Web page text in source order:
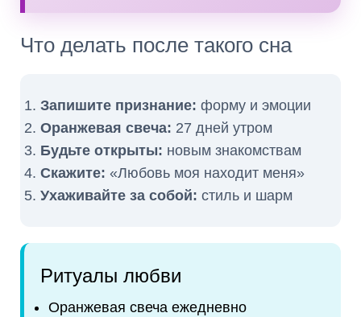
Что делать после такого сна
Запишите признание: форму и эмоции
Оранжевая свеча: 27 дней утром
Будьте открыты: новым знакомствам
Скажите: «Любовь моя находит меня»
Ухаживайте за собой: стиль и шарм
Ритуалы любви
Оранжевая свеча ежедневно